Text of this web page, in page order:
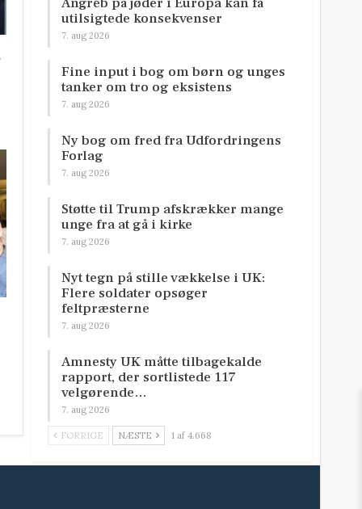
utilsigtede konsekvenser
7. aug 2026
Fine input i bog om børn og unges
tanker om tro og eksistens
7. aug 2026
Ny bog om fred fra Udfordringens
Forlag
7. aug 2026
Støtte til Trump afskrækker mange
unge fra at gå i kirke
7. aug 2026
Nyt tegn på stille vækkelse i UK:
Flere soldater opsøger
feltpræsterne
7. aug 2026
Amnesty UK måtte tilbagekalde
rapport, der sortlistede 117
velgørende…
7. aug 2026
FORRIGE NÆSTE 1 af 4.668